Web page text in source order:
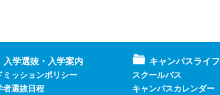
入学選抜・入学案内
ミッションポリシー
者選抜日程
キャンパスライフ
スクールバス
キャンパスカレンダー